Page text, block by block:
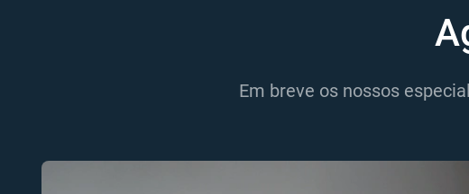
Em breve os nossos